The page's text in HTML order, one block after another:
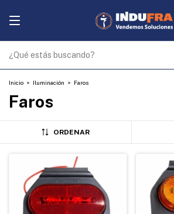
Inicio > Iluminación > Faros
Faros
ORDENAR